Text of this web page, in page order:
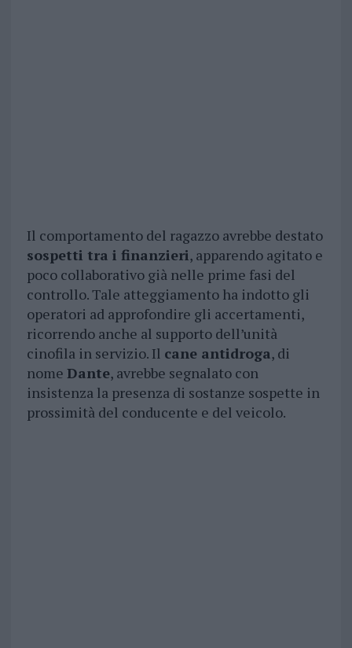
Il comportamento del ragazzo avrebbe destato
sospetti tra i finanzieri, apparendo agitato e
poco collaborativo già nelle prime fasi del
controllo. Tale atteggiamento ha indotto gli
operatori ad approfondire gli accertamenti,
ricorrendo anche al supporto dell’unità
cinofila in servizio. Il cane antidroga, di
nome Dante, avrebbe segnalato con
insistenza la presenza di sostanze sospette in
prossimità del conducente e del veicolo.